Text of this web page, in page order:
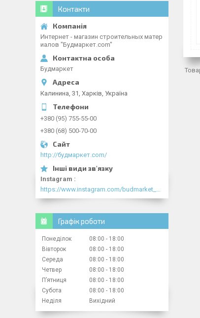
Контакти
Интернет - магазин строительных матер
иалов "Будмаркет.com"
Будмаркет
Калинина, 31, Харків, Україна
+380 (95) 755-55-00
+380 (68) 500-70-00
http://будмаркет.com/
Instagram
Графік роботи
Понеділок 08:00
18:00
Вівторок
08:00
18:00
Середа
08:00
18:00
Четвер
08:00
18:00
Пʼятниця
08:00
18:00
Субота
08:00
18:00
Неділя
Вихідний